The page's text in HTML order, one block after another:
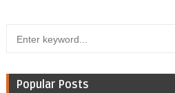
Popular Posts